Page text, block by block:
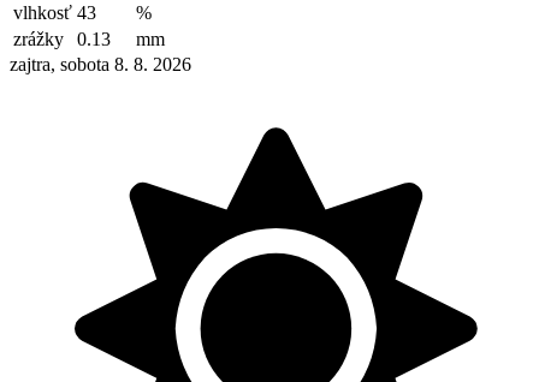
vlhkosť 43
%
zrážky
0.13
mm
zajtra, sobota 8. 8. 2026